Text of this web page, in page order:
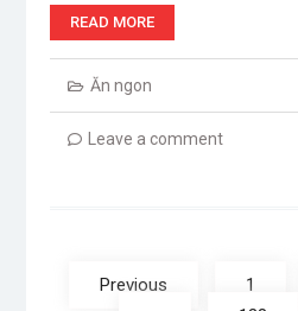
READ MORE
Ăn ngon
Leave a comment
Previous 1